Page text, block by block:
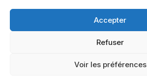
Accepter
Refuser
Voir les préférences